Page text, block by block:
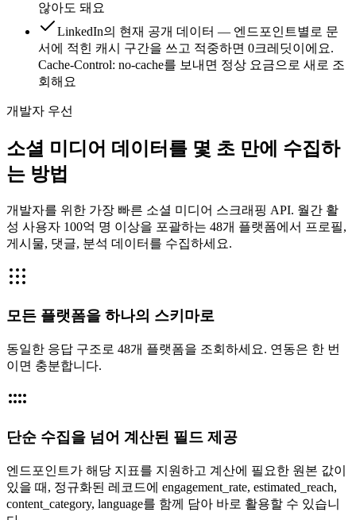
않아도 돼요
LinkedIn의 현재 공개 데이터 — 엔드포인트별로 문
서에 적힌 캐시 구간을 쓰고 적중하면 0크레딧이에요.
Cache-Control: no-cache를 보내면 정상 요금으로 새로 조
회해요
개발자 우선
소셜 미디어 데이터를 몇 초 만에 수집하
는 방법
개발자를 위한 가장 빠른 소셜 미디어 스크래핑 API. 월간 활
성 사용자 100억 명 이상을 포괄하는 48개 플랫폼에서 프로필,
게시물, 댓글, 분석 데이터를 수집하세요.
모든 플랫폼을 하나의 스키마로
동일한 응답 구조로 48개 플랫폼을 조회하세요. 연동은 한 번
이면 충분합니다.
단순 수집을 넘어 계산된 필드 제공
엔드포인트가 해당 지표를 지원하고 계산에 필요한 원본 값이
있을 때, 정규화된 레코드에 engagement_rate, estimated_reach,
content_category, language를 함께 담아 바로 활용할 수 있습니